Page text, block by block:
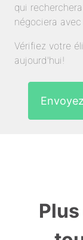
qui
négociera
Vérifiez votre
aujourd'hui!